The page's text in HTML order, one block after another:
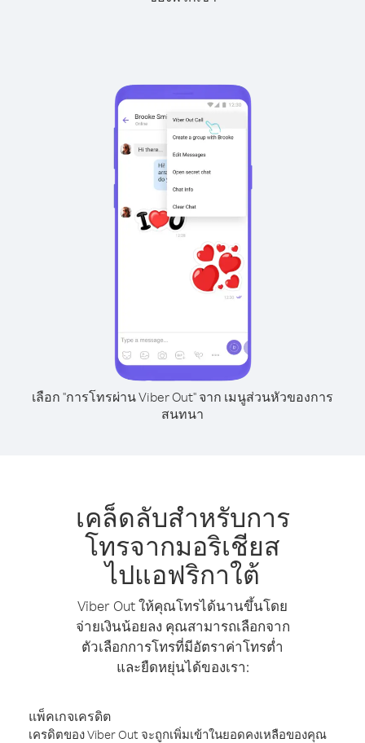
เลือก "การโทรผ่าน Viber Out" จาก เมนูส่วนหัวของการ
สนทนา
เคล็ดลับสำหรับการ
โทรจากมอริเชียส
ไปแอฟริกาใต้
Viber Out ให้คุณโทรได้นานขึ้นโดย
จ่ายเงินน้อยลง คุณสามารถเลือกจาก
ตัวเลือกการโทรที่มีอัตราค่าโทรต่ำ
และยืดหยุ่นได้ของเรา:
แพ็คเกจเครดิต
เครดิตของ Viber Out จะถูกเพิ่มเข้าในยอดคงเหลือของคุณ